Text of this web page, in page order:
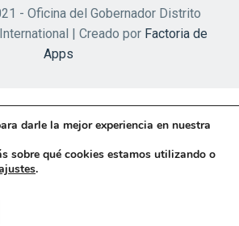
- Oficina del Gobernador Distrito
| Creado por Factoria de
Apps
darle la mejor experiencia en nuestra
sobre qué cookies estamos utilizando o
.